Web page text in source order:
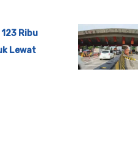
Ribu
Lewat